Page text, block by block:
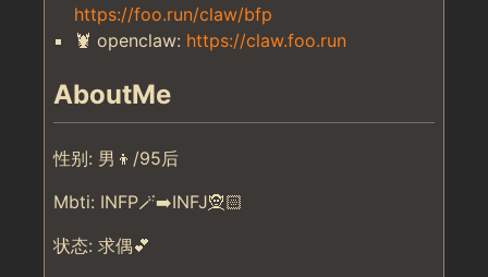
https://foo.run/claw/bfp
🦞 openclaw: https://claw.foo.run
AboutMe
性别: 男👦/95后
Mbti: INFP🪄➡️INFJ🧝🏻
状态: 求偶💕